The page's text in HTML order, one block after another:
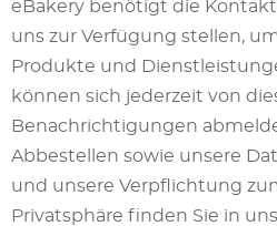
eBakery benötigt die
uns zur Verfügung stellen,
Produkte und
können sich jederzeit von
Benachrichtigungen
Abbestellen sowie unsere
und unsere Verpflichtung
Privatsphäre finden Sie in